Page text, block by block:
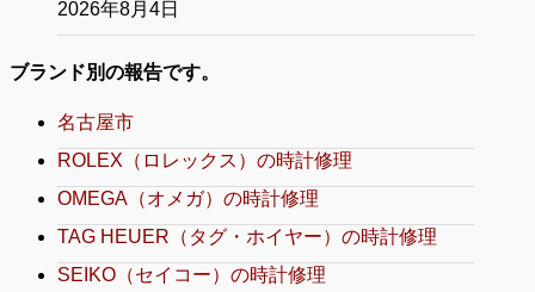
2026年8月4日
ブランド別の報告です。
名古屋市
ROLEX（ロレックス）の時計修理
OMEGA（オメガ）の時計修理
TAG HEUER（タグ・ホイヤー）の時計修理
SEIKO（セイコー）の時計修理